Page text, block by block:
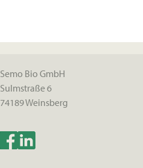
Semo Bio GmbH
Sulmstraße 6
74189 Weinsberg